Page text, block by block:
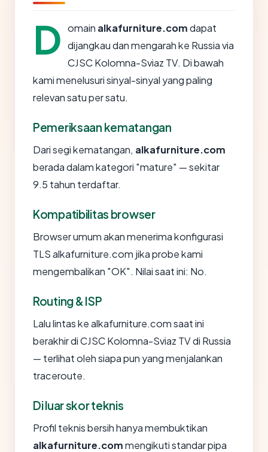
D omain alkafurniture.comdapat
dijangkau dan mengarah ke Russia via
CJSC Kolomna-Sviaz TV. Di bawah
kami menelusuri sinyal-sinyal yang paling
relevan satu per satu.
Pemeriksaan kematangan
Dari segi kematangan, alkafurniture.com
berada dalam kategori "mature" — sekitar
9.5 tahun terdaftar.
Kompatibilitas browser
Browser umum akan menerima konfigurasi
TLS alkafurniture.com jika probe kami
mengembalikan "OK". Nilai saat ini: No.
Routing & ISP
Lalu lintas ke alkafurniture.com saat ini
berakhir di CJSC Kolomna-Sviaz TV di Russia
— terlihat oleh siapa pun yang menjalankan
traceroute.
Di luar skor teknis
Profil teknis bersih hanya membuktikan
alkafurniture.commengikuti standar pipa